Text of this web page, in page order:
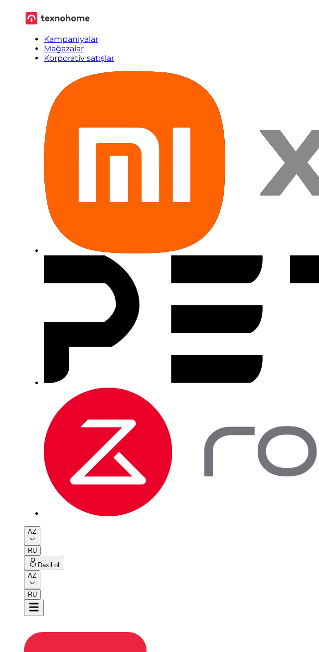
Kampaniyalar
Mağazalar
Korporativ satışlar
AZ
RU
Daxil ol
AZ
RU